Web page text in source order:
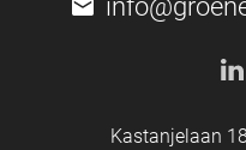
Kastanjelaan